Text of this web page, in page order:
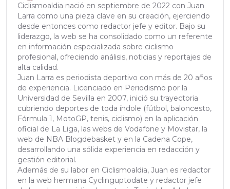
Ciclismoaldia nació en septiembre de 2022 con Juan
Larra como una pieza clave en su creación, ejerciendo
desde entonces como redactor jefe y editor. Bajo su
liderazgo, la web se ha consolidado como un referente
en información especializada sobre ciclismo
profesional, ofreciendo análisis, noticias y reportajes de
alta calidad.
Juan Larra es periodista deportivo con más de 20 años
de experiencia. Licenciado en Periodismo por la
Universidad de Sevilla en 2007, inició su trayectoria
cubriendo deportes de toda índole (fútbol, baloncesto,
Fórmula 1, MotoGP, tenis, ciclismo) en la aplicación
oficial de La Liga, las webs de Vodafone y Movistar, la
web de NBA Blogdebasket y en la Cadena Cope,
desarrollando una sólida experiencia en redacción y
gestión editorial.
Además de su labor en Ciclismoaldia, Juan es redactor
en la web hermana Cyclinguptodate y redactor jefe